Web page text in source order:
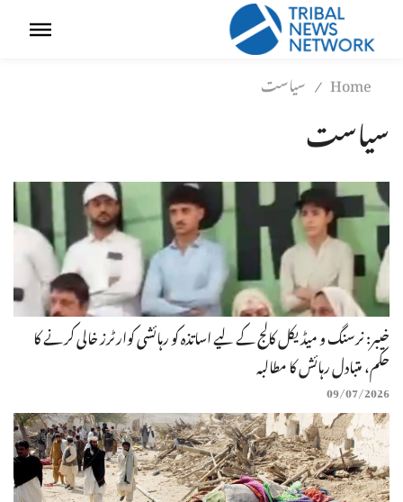
سیاست Home
/
سیاست
خیبر: نرسنگ و میڈیکل کالج کے لیے اساتذہ کو رہائشی کوارٹرز خالی کرنے کا
حکم، متبادل رہائش کا مطالبہ
09/07/2026